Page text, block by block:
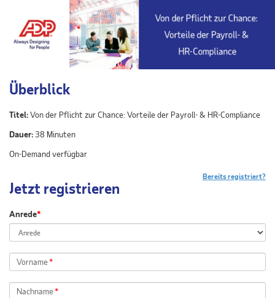
Überblick
Titel:Von der Pflicht zur Chance: Vorteile der Payroll- & HR-Compliance
Dauer:38 Minuten
On-Demand verfügbar
Jetzt registrieren
Bereits registriert?
Anrede*
Vorname *
Nachname *